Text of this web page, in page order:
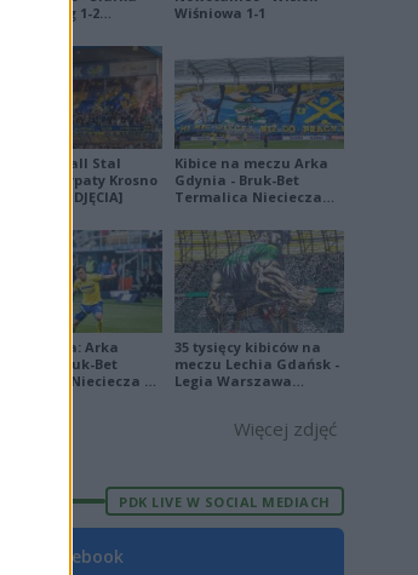
Tarnobrzeg 1-2
Wiśniowa 1-1
Derby Ekoball Stal
Sanok - Karpaty Krosno
na remis [ZDJĘCIA]
Kibice na meczu Arka
Gdynia - Bruk-Bet
Termalica Nieciecza
Ekstraklasa: Arka
Gdynia - Bruk-Bet
Termalica Nieciecza 2-
35 tysięcy kibiców na
meczu Lechia Gdańsk -
Legia Warszawa
Więcej zdjęć
PDK LIVE W SOCIAL MEDIACH
Facebook